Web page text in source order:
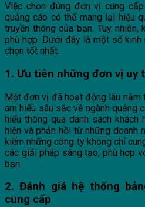
Việc chọn đúng đơn vị cung
quảng cáo có thể mang lại hiệu
truyền thông của bạn. Tuy
phù hợp. Dưới đây là một số
chọn tốt nhất.
1. Ưu tiên những đơn vị uy
Một đơn vị đã hoạt động lâu
am hiểu sâu sắc về ngành quảng
hiểu thông qua danh sách
hiện và phản hồi từ những doanh
kiếm những công ty không chỉ
các giải pháp sáng tạo, phù hợp
bạn.
2. Đánh giá hệ thống
cung cấp